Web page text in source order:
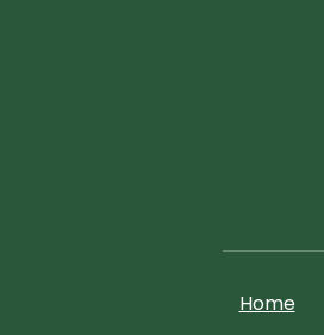
Home